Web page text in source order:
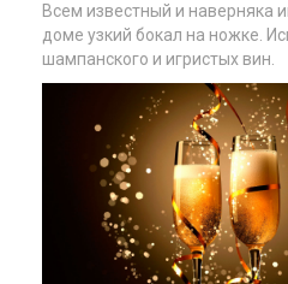
Всем известный и
доме узкий бокал на ножке.
шампанского и игристых вин.